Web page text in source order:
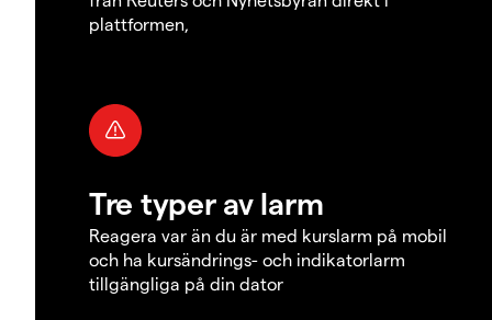
plattformen,
Tre typer av larm
Reagera var än du är med kurslarm på mobil
och ha kursändrings- och indikatorlarm
tillgängliga på din dator